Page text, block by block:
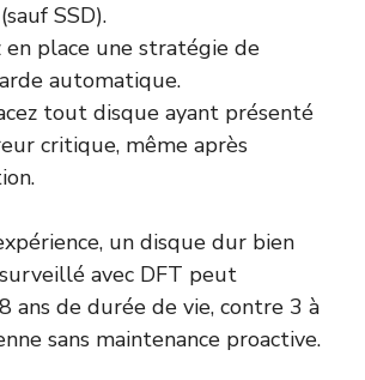
SSD).
place une stratégie de
automatique.
tout disque ayant présenté
critique, même après
un disque dur bien
avec DFT peut
ans de durée de vie, contre 3 à
sans maintenance proactive.